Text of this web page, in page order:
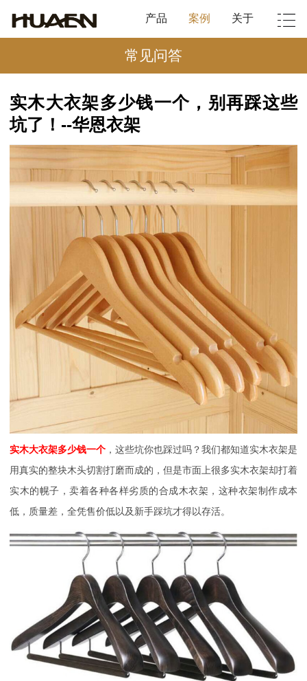
产品 案例 关于
常见问答
实木大衣架多少钱一个，别再踩这些
坑了！--华恩衣架
实木大衣架多少钱一个 ，这些坑你也踩过吗？我们都知道实木衣架是
用真实的整块木头切割打磨而成的，但是市面上很多实木衣架却打着
实木的幌子，卖着各种各样劣质的合成木衣架，这种衣架制作成本
低，质量差，全凭售价低以及新手踩坑才得以存活。